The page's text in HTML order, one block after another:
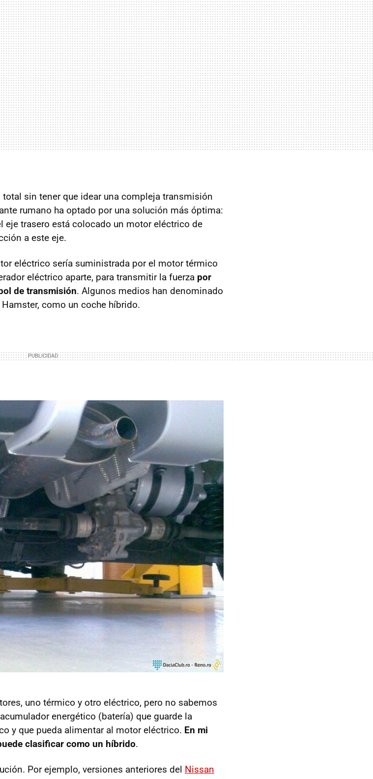
sin tener que idear una compleja transmisión
rumano ha optado por una solución más óptima:
eje trasero está colocado un motor eléctrico de
a este eje.
eléctrico sería suministrada por el motor térmico
eléctrico aparte, para transmitir la fuerza por
de transmisión. Algunos medios han denominado
como un coche híbrido.
uno térmico y otro eléctrico, pero no sabemos
energético (batería) que guarde la
y que pueda alimentar al motor eléctrico. En mi
clasificar como un híbrido.
Por ejemplo, versiones anteriores del Nissan